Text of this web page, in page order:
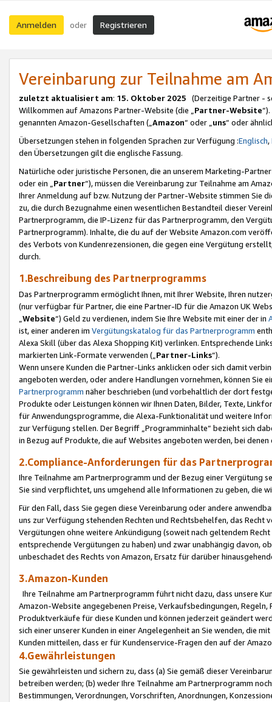
Anmelden oder Registrieren
Vereinbarung zur Teilnahme am
zuletzt aktualisiert am: 15. Oktober 2025 (Derzeitige Partner -
Willkommen auf Amazons Partner-Website (die „Partner-Website
genannten Amazon-Gesellschaften („Amazon“ oder „uns“ oder
Übersetzungen stehen in folgenden Sprachen zur Verfügung :Englisch,
den Übersetzungen gilt die englische Fassung.
Natürliche oder juristische Personen, die an unserem Marketing-
oder ein „Partner“), müssen die Vereinbarung zur Teilnahme am
Ihrer Anmeldung auf bzw. Nutzung der Partner-Website stimmen Sie
zu, die durch Bezugnahme einen wesentlichen Bestandteil dieser
Partnerprogramm, die IP-Lizenz für das Partnerprogramm, den
Partnerprogramm). Inhalte, die du auf der Website Amazon.com
des Verbots von Kundenrezensionen, die gegen eine Vergütung
durch.
1.Beschreibung des Partnerprogramms
Das Partnerprogramm ermöglicht Ihnen, mit Ihrer Website, Ihren
(nur verfügbar für Partner, die eine Partner-ID für die Amazon UK
Website“) Geld zu verdienen, indem Sie Ihre Website mit einer der in
ist, einer anderen im Vergütungskatalog für das Partnerprogramm
Alexa Skill (über das Alexa Shopping Kit) verlinken. Entsprechende
markierten Link-Formate verwenden („ Partner-Links“).
Wenn unsere Kunden die Partner-Links anklicken oder sich damit
angeboten werden, oder andere Handlungen vornehmen, können Sie
Partnerprogramm näher beschrieben (und vorbehaltlich der dort
Produkte oder Leistungen können wir Ihnen Daten, Bilder, Texte,
für Anwendungsprogramme, die Alexa-Funktionalität und weitere
zur Verfügung stellen. Der Begriff „Programminhalte“ bezieht sich
in Bezug auf Produkte, die auf Websites angeboten werden, bei
2.Compliance-Anforderungen für das
Ihre Teilnahme am Partnerprogramm und der Bezug einer Vergütung
Sie sind verpflichtet, uns umgehend alle Informationen zu geben, die
Für den Fall, dass Sie gegen diese Vereinbarung oder andere
uns zur Verfügung stehenden Rechten und Rechtsbehelfen, das
Vergütungen ohne weitere Ankündigung (soweit nach geltendem
entsprechende Vergütungen zu haben) und zwar unabhängig davon,
unbeschadet des Rechts von Amazon, Ersatz für darüber
3.Amazon-Kunden
Ihre Teilnahme am Partnerprogramm führt nicht dazu, dass unsere
Amazon-Website angegebenen Preise, Verkaufsbedingungen,
Produktverkäufe für diese Kunden und können jederzeit geändert
sich einer unserer Kunden in einer Angelegenheit an Sie wenden, die
Kunden mitteilen, dass er für Kundenservice-Fragen den auf der
4.Gewährleistungen
Sie gewährleisten und sichern zu, dass (a) Sie gemäß dieser
betreiben werden; (b) weder Ihre Teilnahme am Partnerprogramm
Bestimmungen, Verordnungen, Vorschriften, Anordnungen,